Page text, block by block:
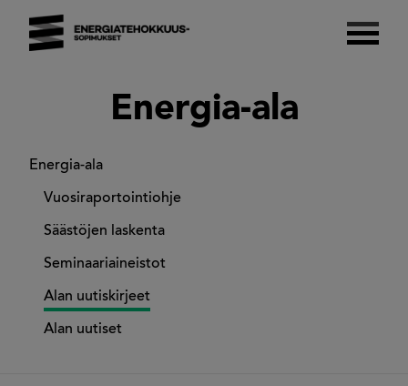
content
Energia-ala
Energia-ala
Vuosiraportointiohje
Säästöjen laskenta
Seminaariaineistot
Alan uutiskirjeet
Alan uutiset